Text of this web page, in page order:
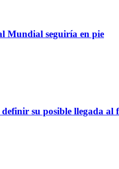
Mundial seguiría en pie
su posible llegada al